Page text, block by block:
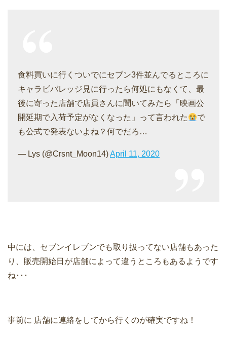
食料買いに行くついでにセブン3件並んでるところに
キャラビバレッジ見に行ったら何処にもなくて、最
後に寄った店舗で店員さんに聞いてみたら「映画公
開延期で入荷予定がなくなった」って言われた
で
も公式で発表ないよね？何でだろ…
— Lys (@Crsnt_Moon14)April 11, 2020
中には、セブンイレブンでも取り扱ってない店舗もあった
り、販売開始日が店舗によって違うところもあるようです
ね･･･
事前に 店舗に連絡をしてから行くのが確実ですね！